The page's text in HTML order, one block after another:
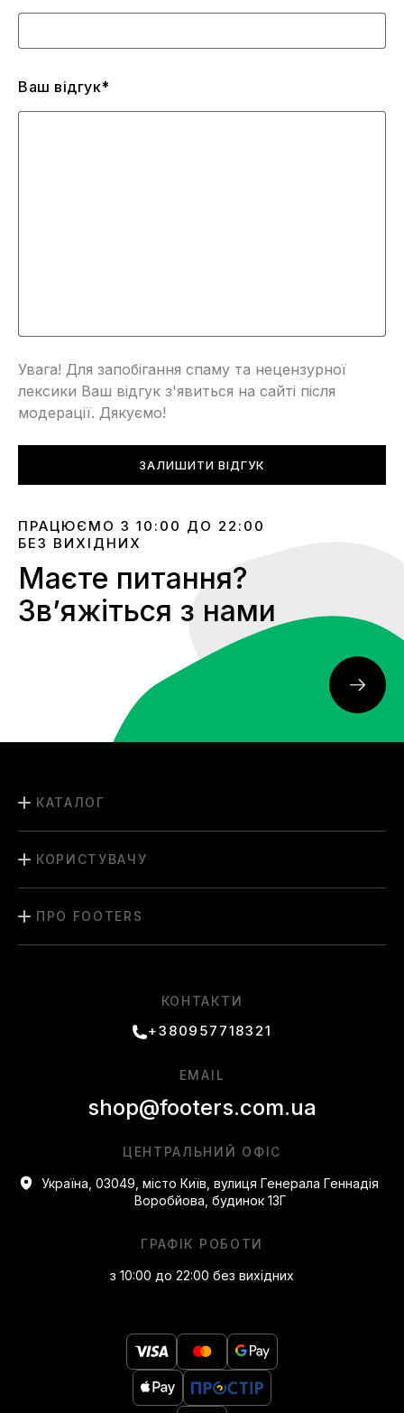
Ваш відгук*
Увага! Для запобігання спаму та нецензурної
лексики Ваш відгук з'явиться на сайті після
модерації. Дякуємо!
ЗАЛИШИТИ ВІДГУК
ПРАЦЮЄМО З 10:00 ДО 22:00
БЕЗ ВИХІДНИХ
Маєте питання?
Звʼяжіться з нами
КАТАЛОГ
КОРИСТУВАЧУ
ПРО FOOTERS
КОНТАКТИ
+380957718321
ЦЕНТРАЛЬНИЙ ОФІС
Україна, 03049, місто Київ, вулиця Генерала Геннадія
Воробйова, будинок 13Г
ГРАФІК РОБОТИ
з 10:00 до 22:00 без вихідних
EMAIL
shop@footers.com.ua